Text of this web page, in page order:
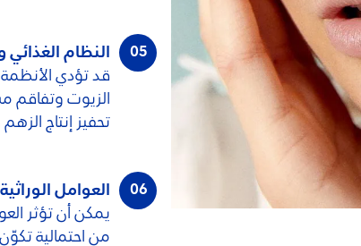
النظام الغذائي
قد تؤدي الأنظمة
الزيوت وتفاقم
تحفيز إنتاج
العوامل
يمكن أن تؤثر
من احتمالية